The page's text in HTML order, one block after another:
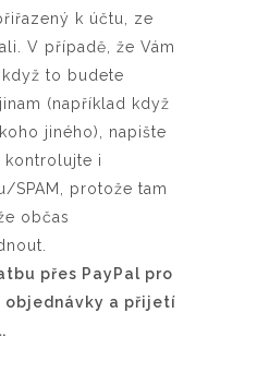
k účtu, ze
V případě, že Vám
to budete
(například když
jiného), napište
kontrolujte i
SPAM, protože tam
občas
přes PayPal pro
objednávky a přijetí